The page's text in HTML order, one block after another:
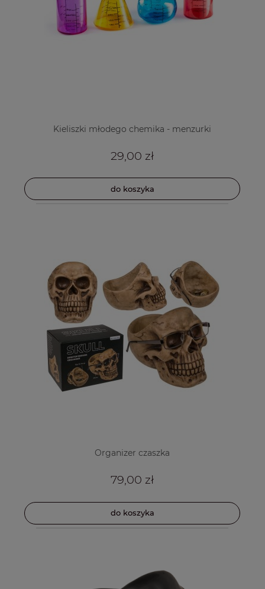
Kieliszki młodego chemika - menzurki
29,00 zł
do koszyka
Organizer czaszka
79,00 zł
do koszyka